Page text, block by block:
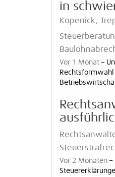
in
Köpenick,
Vor 1 Monat –
Vor 2 Monaten –